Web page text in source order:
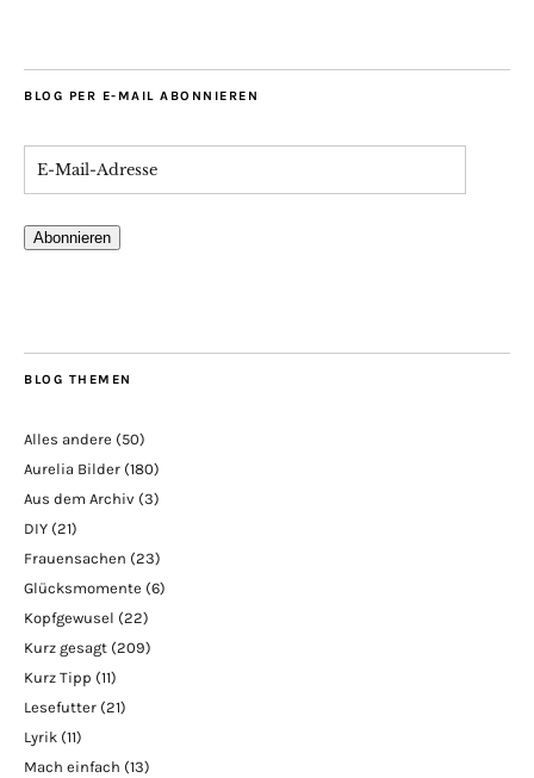
BLOG PER E-MAIL ABONNIEREN
Abonnieren
BLOG THEMEN
Alles andere (50)
Aurelia Bilder (180)
Aus dem Archiv (3)
DIY (21)
Frauensachen (23)
Glücksmomente (6)
Kopfgewusel (22)
Kurz gesagt (209)
Kurz Tipp (11)
Lesefutter (21)
Lyrik (11)
Mach einfach (13)